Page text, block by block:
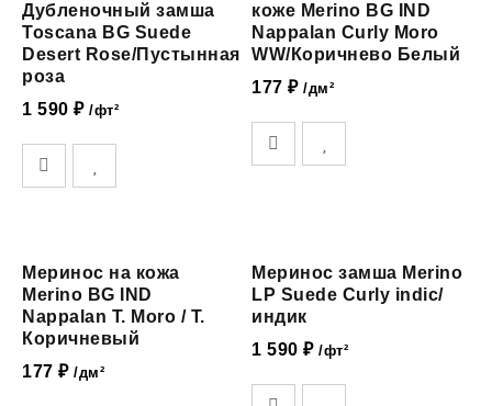
Дубленочный замша
Toscana BG Suede
Desert Rose/Пустынная
роза
1 590 ₽/фт²
коже Merino BG IND
Nappalan Curly Moro
WW/Коричнево Белый
177 ₽/дм²
Меринос на кожа
Merino BG IND
Nappalan T. Moro / Т.
Коричневый
177 ₽/дм²
Меринос замша Merino
LP Suede Curly indic/
индик
1 590 ₽/фт²